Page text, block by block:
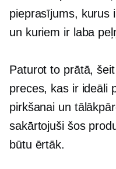
pieprasījums, kurus
un kuriem ir laba
Paturot to prātā,
preces, kas ir ideāli
pirkšanai un
sakārtojuši šos
būtu ērtāk.